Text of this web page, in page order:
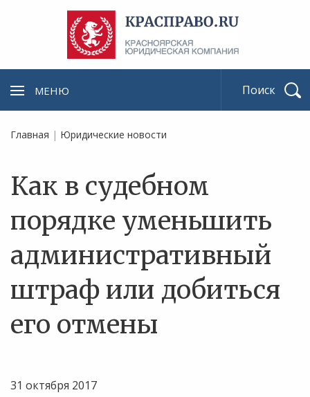
МЕНЮ
Главная | Юридические новости
Как в судебном
порядке уменьшить
административный
штраф или добиться
его отмены
31 октября 2017